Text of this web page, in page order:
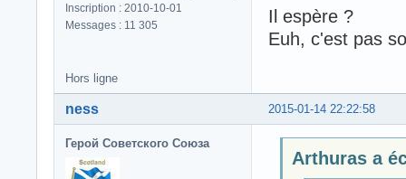
Inscription : 2010-10-01
Messages : 11 305
Il espère ?
Euh, c'est pas
Hors ligne
2015-01-14 22:22:58
ness
Герой Советского Союза
Arthuras a